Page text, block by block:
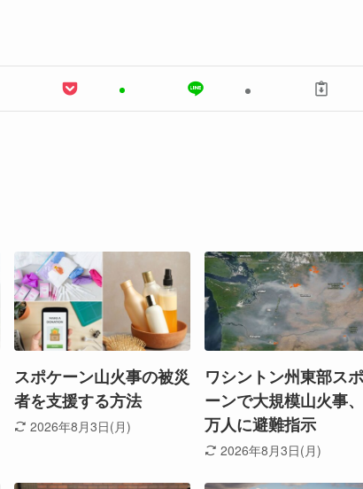
スポケーン山火事の被災
者を支援する方法
2026年8月3日(月)
ワシントン州東部ス
ーンで大規模山火事
万人に避難指示
2026年8月3日(月)